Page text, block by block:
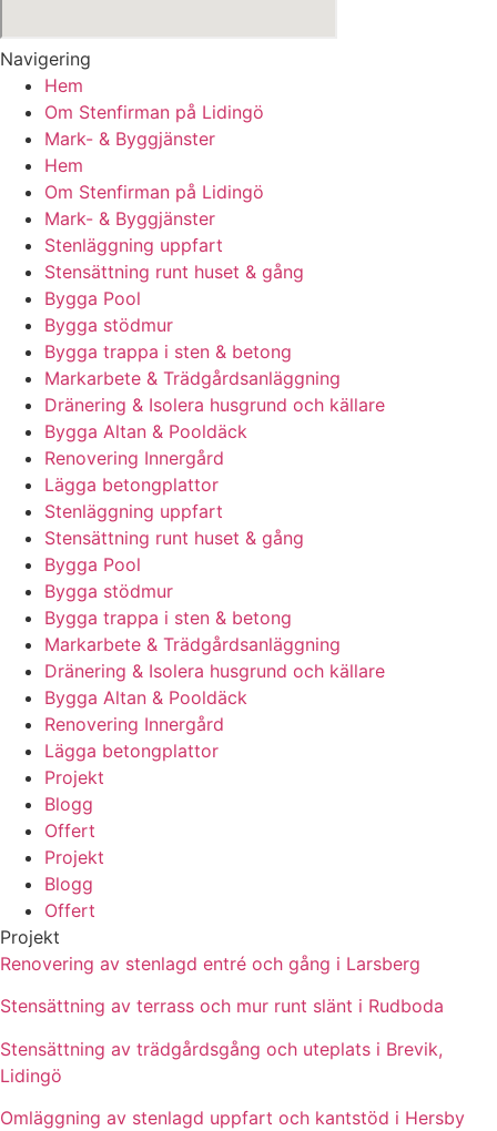
Navigering
Hem
Om Stenfirman på Lidingö
Mark- & Byggjänster
Hem
Om Stenfirman på Lidingö
Mark- & Byggjänster
Stenläggning uppfart
Stensättning runt huset & gång
Bygga Pool
Bygga stödmur
Bygga trappa i sten & betong
Markarbete & Trädgårdsanläggning
Dränering & Isolera husgrund och källare
Bygga Altan & Pooldäck
Renovering Innergård
Lägga betongplattor
Stenläggning uppfart
Stensättning runt huset & gång
Bygga Pool
Bygga stödmur
Bygga trappa i sten & betong
Markarbete & Trädgårdsanläggning
Dränering & Isolera husgrund och källare
Bygga Altan & Pooldäck
Renovering Innergård
Lägga betongplattor
Projekt
Blogg
Offert
Projekt
Blogg
Offert
Projekt
Renovering av stenlagd entré och gång i Larsberg
Stensättning av terrass och mur runt slänt i Rudboda
Stensättning av trädgårdsgång och uteplats i Brevik,
Lidingö
Omläggning av stenlagd uppfart och kantstöd i Hersby